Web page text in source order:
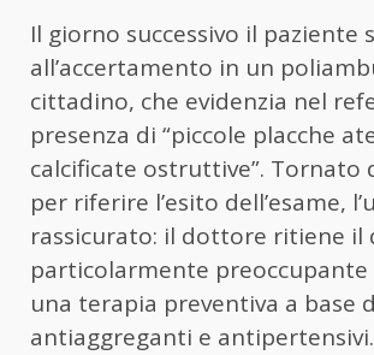
Il giorno successivo il paziente
all’accertamento in un
cittadino, che evidenzia nel
presenza di “piccole placche
calcificate ostruttive”. Tornato
per riferire l’esito dell’esame,
rassicurato: il dottore ritiene il
particolarmente preoccupante
una terapia preventiva a base
antiaggreganti e antipertensivi.